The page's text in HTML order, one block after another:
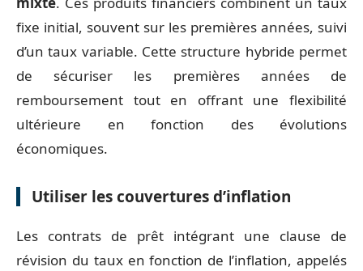
fixe initial, souvent sur les premières années, suivi
d’un taux variable. Cette structure hybride permet
de sécuriser les premières années de
remboursement tout en offrant une flexibilité
ultérieure en fonction des évolutions
économiques.
Utiliser les couvertures d’inflation
Les contrats de prêt intégrant une clause de
révision du taux en fonction de l’inflation, appelés